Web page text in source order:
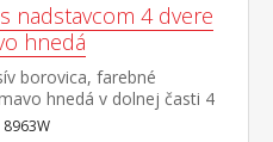
nadstavcom 4 dvere
hnedá
borovica, farebné
hnedá v dolnej časti 4
s kovovými pojazdmi